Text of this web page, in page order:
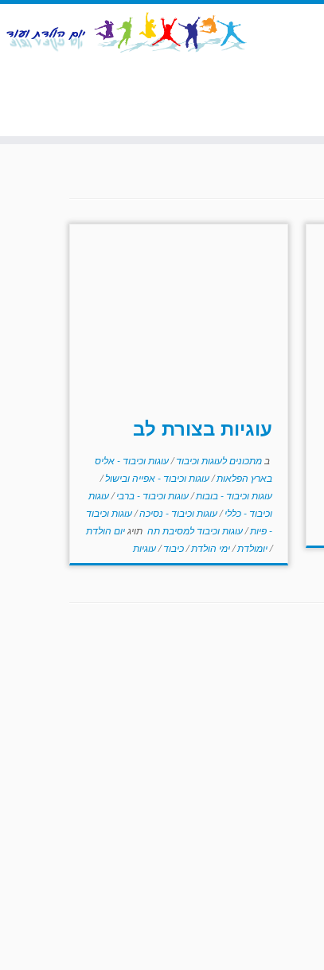
עוגיות בצורת לב
ב מתכונים לעוגות וכיבוד/עוגות וכיבוד - אליס
בארץ הפלאות/עוגות וכיבוד - אפייה ובישול/
עוגות וכיבוד - בובות/עוגות וכיבוד - ברבי/עוגות
וכיבוד - כללי/עוגות וכיבוד - נסיכה/עוגות וכיבוד
- פיות/עוגות וכיבוד למסיבת תה תויגיום הולדת
/יומולדת/ימי הולדת/כיבוד/עוגיות